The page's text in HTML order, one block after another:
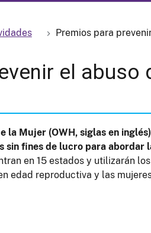
Premios para
el abuso
la Mujer (OWH, siglas en
sin fines de lucro para
en 15 estados y utilizarán
edad reproductiva y las